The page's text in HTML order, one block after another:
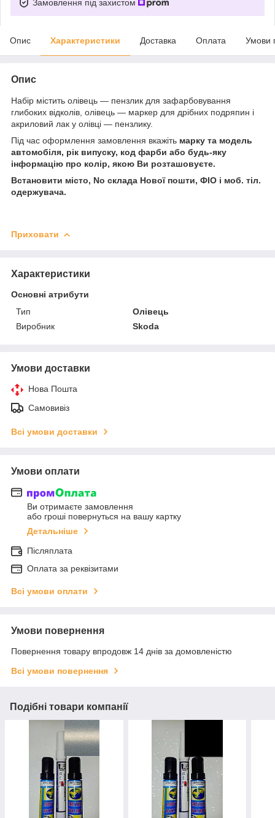
Замовлення під захистом
Опис Характеристики Доставка Оплата Умови
Опис
Набір містить олівець — пензлик для зафарбовування
глибоких відколів, олівець — маркер для дрібних подряпин і
акриловий лак у олівці — пензлику.
Під час оформлення замовлення вкажіть марку та модель
автомобіля, рік випуску, код фарби або будь-яку
інформацію про колір, якою Ви розташовуєте.
Встановити місто, No склада Нової пошти, ФІО і моб. тіл.
одержувача.
Приховати
Характеристики
Основні атрибути
Тип
Олівець
Виробник
Skoda
Умови доставки
Нова Пошта
Самовивіз
Всі умови доставки
Умови оплати
Ви отримаєте замовлення
або гроші повернуться на вашу картку
Детальніше
Післяплата
Оплата за реквізитами
Всі умови оплати
Умови повернення
Повернення товару впродовж 14 днів за домовленістю
Всі умови повернення
Подібні товари компанії